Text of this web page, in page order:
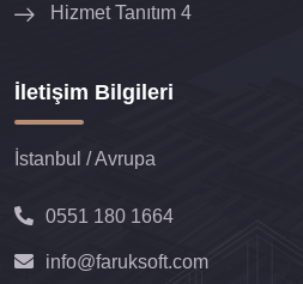
Hizmet Tanıtım 4
İletişim Bilgileri
İstanbul / Avrupa
0551 180 1664
info@faruksoft.com